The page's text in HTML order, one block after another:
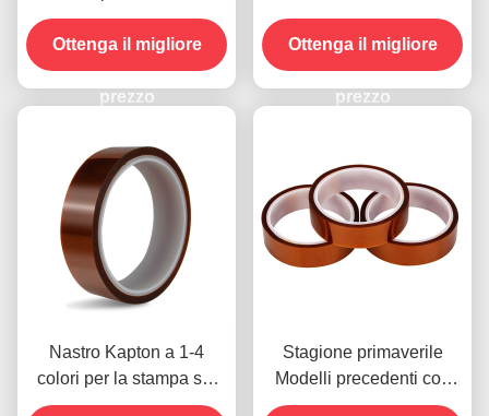
resistenza alla tensione
di 1000V
Ottenga il migliore
prezzo
temperature -10C-80C
Metodo di pagamento con
carta di credito per
modelli precedenti
Ottenga il migliore
prezzo
Nastro Kapton a 1-4
colori per la stampa sul
lato anteriore
Stagione primaverile
Modelli precedenti con
resistenza all'umidità e